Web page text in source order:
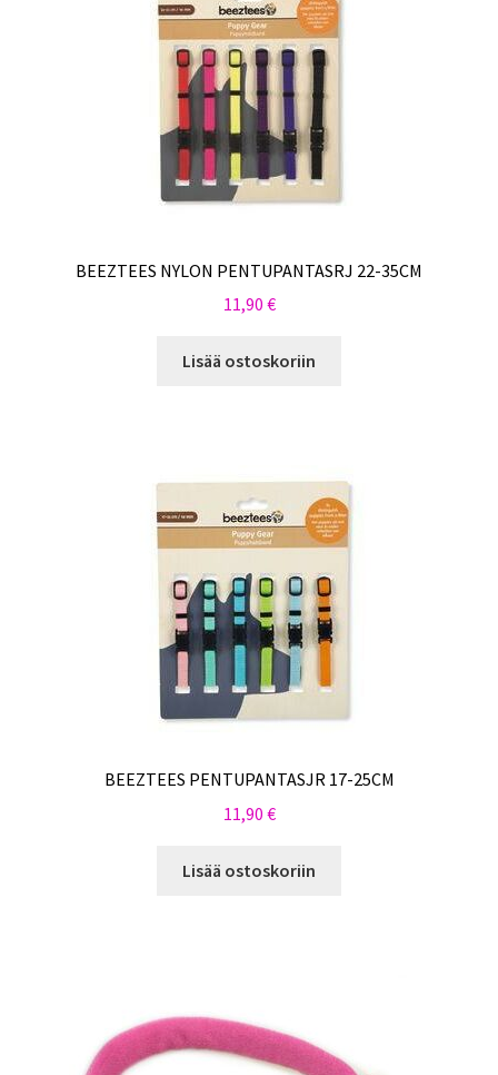
BEEZTEES NYLON PENTUPANTASRJ 22-35CM
11,90 €
Lisää ostoskoriin
BEEZTEES PENTUPANTASJR 17-25CM
11,90 €
Lisää ostoskoriin